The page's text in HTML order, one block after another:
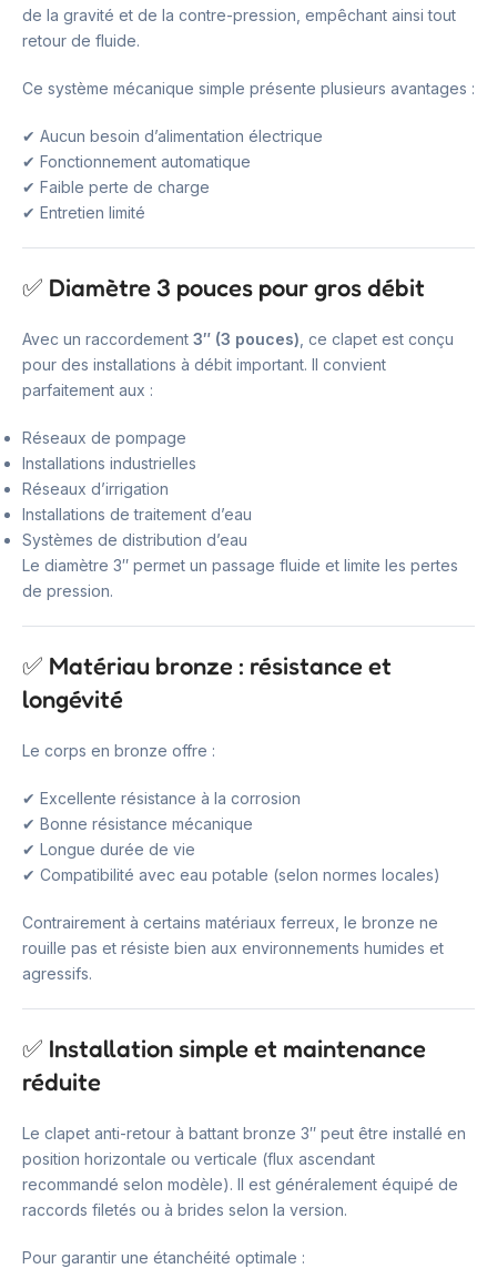
de la gravité et de la contre-pression, empêchant ainsi tout
retour de fluide.
Ce système mécanique simple présente plusieurs avantages :
✔ Aucun besoin d’alimentation électrique
✔ Fonctionnement automatique
✔ Faible perte de charge
✔ Entretien limité
✅ Diamètre 3 pouces pour gros débit
Avec un raccordement 3″ (3 pouces) , ce clapet est conçu
pour des installations à débit important. Il convient
parfaitement aux :
Réseaux de pompage
Installations industrielles
Réseaux d’irrigation
Installations de traitement d’eau
Systèmes de distribution d’eau
Le diamètre 3″ permet un passage fluide et limite les pertes
de pression.
✅ Matériau bronze : résistance et
longévité
Le corps en bronze offre :
✔ Excellente résistance à la corrosion
✔ Bonne résistance mécanique
✔ Longue durée de vie
✔ Compatibilité avec eau potable (selon normes locales)
Contrairement à certains matériaux ferreux, le bronze ne
rouille pas et résiste bien aux environnements humides et
agressifs.
✅ Installation simple et maintenance
réduite
Le clapet anti-retour à battant bronze 3″ peut être installé en
position horizontale ou verticale (flux ascendant
recommandé selon modèle). Il est généralement équipé de
raccords filetés ou à brides selon la version.
Pour garantir une étanchéité optimale :